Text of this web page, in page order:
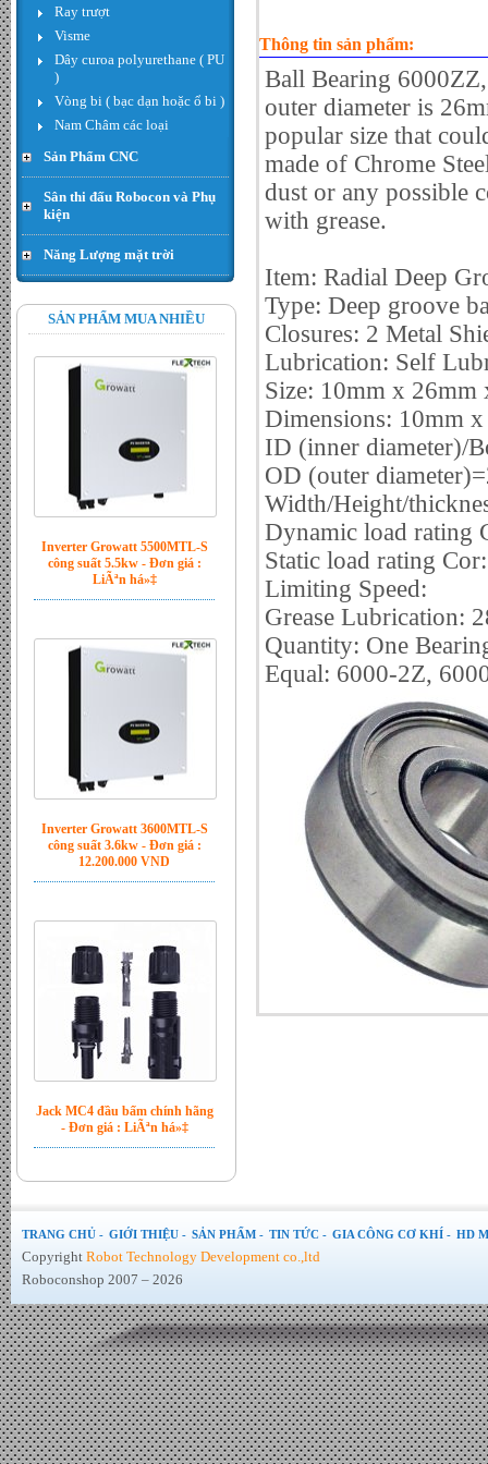
Ray trượt
Visme
Dây curoa polyurethane ( PU
)
Vòng bi ( bạc dạn hoặc ổ bi )
Nam Châm các loại
Sản Phẩm CNC
Sân thi đấu Robocon và Phụ
kiện
Năng Lượng mặt trời
SẢN PHẨM MUA NHIỀU
giá : LiÃªn há»‡
Hạt thóc - Đơn giá : 300.000
VND
Inverter Growatt 5500MTL-S
công suất 5.5kw - Đơn giá :
LiÃªn há»‡
Inverter Growatt 3600MTL-S
công suất 3.6kw - Đơn giá :
12.200.000 VND
Jack MC4 đầu bấm chính hãng
- Đơn giá : LiÃªn há»‡
Bộ hòa lưới Inverter Sofar 6kw
- Đơn giá : LiÃªn há»‡
Thông tin sản phẩm:
Ball Bearing
outer diameter is
popular size that
made of Chrome
dust or any possible
with grease.
Item: Radial Deep
Type: Deep groove
Closures: 2 Metal
Lubrication: Self
Size: 10mm x 26mm
Dimensions: 10mm
ID (inner diameter)/
OD (outer
Width/Height/
Dynamic load rating
Static load rating
Limiting Speed:
Grease Lubrication:
Quantity: One
Equal: 6000-2Z,
TRANG CHỦ - GIỚI THIỆU - SẢN PHẨM - TIN TỨC - GIA CÔNG CƠ KHÍ - HD
Copyright Robot Technology Development co.,ltd
Roboconshop 2007 – 2026